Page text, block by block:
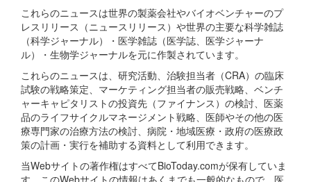
これらのニュースは世界の製薬会社やバイオベンチャーのプ
レスリリース（ニュースリリース）や世界の主要な科学雑誌
（科学ジャーナル）・医学雑誌（医学誌、医学ジャーナ
ル）・生物学ジャーナルを元に作製されています。
これらのニュースは、研究活動、治験担当者（CRA）の臨床
試験の戦略策定、マーケティング担当者の販売戦略、ベンチ
ャーキャピタリストの投資先（ファイナンス）の検討、医薬
品のライフサイクルマネージメント戦略、医師やその他の医
療専門家の治療方法の検討、病院・地域医療・政府の医療政
策の計画・実行を補助する資料として利用できます。
当Webサイトの著作権はすべてBioToday.comが保有していま